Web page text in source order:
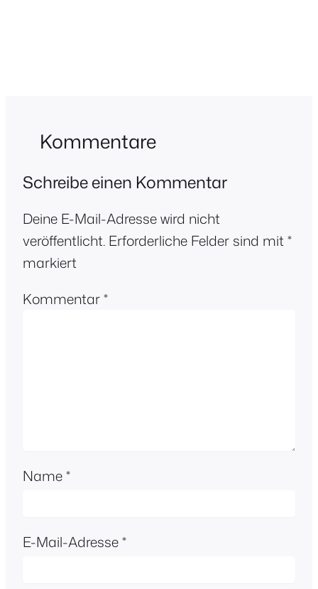
Kommentare
Schreibe einen Kommentar
Deine E-Mail-Adresse wird nicht
veröffentlicht. Erforderliche Felder sind mit *
markiert
Kommentar*
Name*
E-Mail-Adresse*